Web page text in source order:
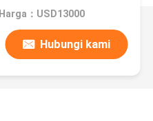
Harga：USD13000
Hubungi kami